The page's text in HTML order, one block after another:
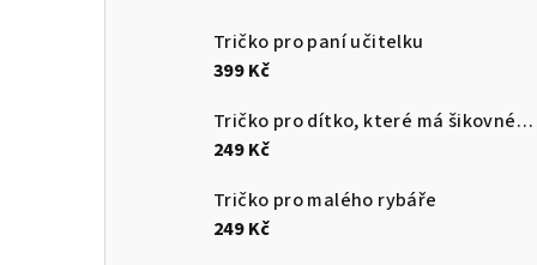
Tričko pro paní učitelku
399 Kč
Tričko pro dítko, které má šikovného tatínka
249 Kč
Tričko pro malého rybáře
249 Kč